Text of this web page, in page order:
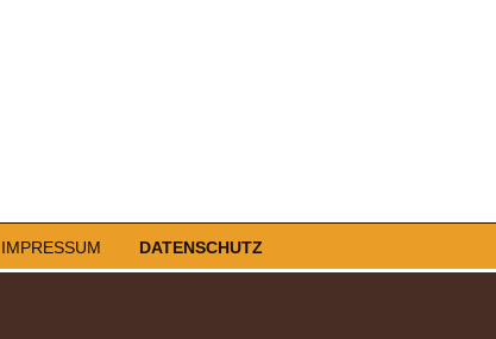
IMPRESSUM DATENSCHUTZ